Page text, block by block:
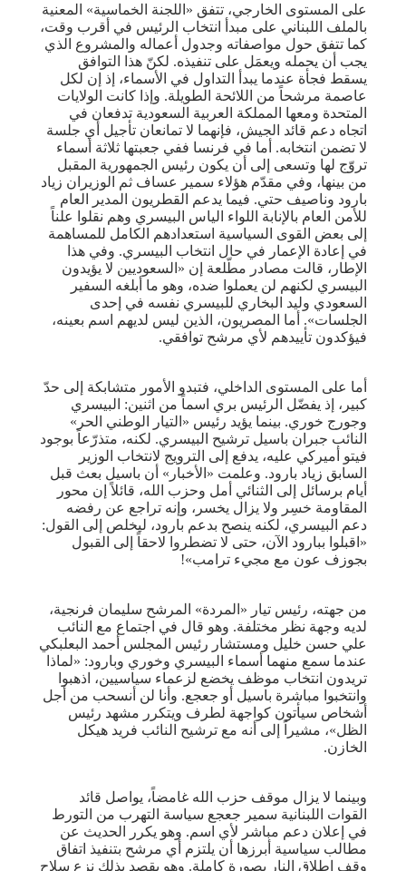
على المستوى الخارجي، تتفق «اللجنة الخماسية» المعنية
بالملف اللبناني على مبدأ انتخاب الرئيس في أقرب وقت،
كما تتفق حول مواصفاته وجدول أعماله والمشروع الذي
يجب أن يحمله ويعمَل على تنفيذه. لكنّ هذا التوافق
يسقط فجأة عندما يبدأ التداول في الأسماء، إذ إن لكل
عاصمة مرشحاً من اللائحة الطويلة. وإذا كانت الولايات
المتحدة ومعها المملكة العربية السعودية تدفعان في
اتجاه دعم قائد الجيش، فإنهما لا تمانعان تأجيل أي جلسة
لا تضمن انتخابه. أما في فرنسا ففي جعبتها ثلاثة أسماء
تروّج لها وتسعى إلى أن يكون رئيس الجمهورية المقبل
من بينها، وفي مقدّم هؤلاء سمير عساف ثم الوزيران زياد
بارود وناصيف حتي. فيما يدعم القطريون المدير العام
للأمن العام بالإنابة اللواء الياس البيسري وهم نقلوا علناً
إلى بعض القوى السياسية استعدادهم الكامل للمساهمة
في إعادة الإعمار في حال انتخاب البيسري. وفي هذا
الإطار، قالت مصادر مطّلعة إن «السعوديين لا يؤيدون
البيسري لكنهم لن يعملوا ضده، وهو ما أبلغه السفير
السعودي وليد البخاري للبيسري نفسه في إحدى
الجلسات». أما المصريون، الذين ليس لديهم اسم بعينه،
فيؤكدون تأييدهم لأي مرشح توافقي.
أما على المستوى الداخلي، فتبدو الأمور متشابكة إلى حدّ
كبير، إذ يفضّل الرئيس بري اسماً من اثنين: البيسري
وجورج خوري. بينما يؤيد رئيس «التيار الوطني الحر»
النائب جبران باسيل ترشيح البيسري. لكنه، متذرّعاً بوجود
فيتو أميركي عليه، يدفع إلى الترويج لانتخاب الوزير
السابق زياد بارود. وعلمت «الأخبار» أن باسيل بعث قبل
أيام برسائل إلى الثنائي أمل وحزب الله، قائلاً إن محور
المقاومة خسِر ولا يزال يخسر، وإنه تراجع عن رفضه
دعم البيسري، لكنه ينصح بدعم بارود، ليخلص إلى القول:
«اقبلوا ببارود الآن، حتى لا تضطروا لاحقاً إلى القبول
بجوزف عون مع مجيء ترامب»!
من جهته، رئيس تيار «المردة» المرشح سليمان فرنجية،
لديه وجهة نظر مختلفة. وهو قال في اجتماع مع النائب
علي حسن خليل ومستشار رئيس المجلس أحمد البعلبكي
عندما سمع منهما أسماء البيسري وخوري وبارود: «لماذا
تريدون انتخاب موظف يخضع لزعماء سياسيين، اذهبوا
وانتخبوا مباشرة باسيل أو جعجع. وأنا لن أنسحب من أجل
أشخاص سيأتون كواجهة لطرف ويتكرر مشهد رئيس
الظل»، مشيراً إلى أنه مع ترشيح النائب فريد هيكل
الخازن.
وبينما لا يزال موقف حزب الله غامضاً، يواصل قائد
القوات اللبنانية سمير جعجع سياسة التهرب من التورط
في إعلان دعم مباشر لأي اسم. وهو يكرر الحديث عن
مطالب سياسية أبرزها أن يلتزم أي مرشح بتنفيذ اتفاق
وقف إطلاق النار بصورة كاملة. وهو يقصد بذلك نزع سلاح